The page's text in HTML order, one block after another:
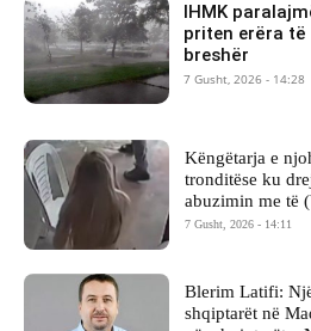
IHMK
priten erëra
breshër
7 Gusht, 2026 - 14:28
Këngëtarja e
tronditëse ku
abuzimin me të
7 Gusht, 2026 - 14:11
Blerim Latifi:
shqiptarët në